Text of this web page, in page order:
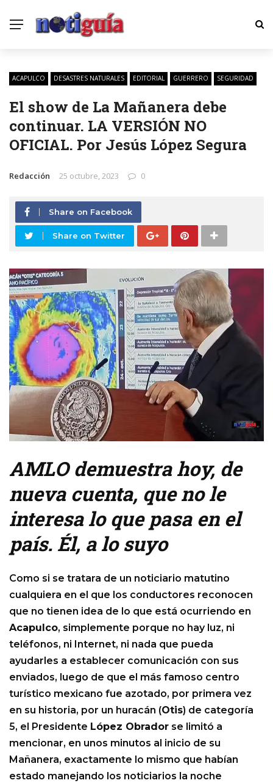
ACAPULCO DESASTRES NATURALES EDITORIAL GUERRERO SEGURIDAD
El show de La Mañanera debe
continuar. LA VERSIÓN NO
OFICIAL. Por Jesús López Segura
Redacción 25 octubre, 2023 0
Share on Facebook
Share on Twitter
AMLO demuestra hoy, de
nueva cuenta, que no le
interesa lo que pasa en el
país. Él, a lo suyo
Como si se tratara de un noticiario matutino
cualquiera en el que los conductores reconocen
que no tienen idea de lo que está ocurriendo en
Acapulco, simplemente porque no hay luz, ni
teléfonos, ni Internet, ni nada que pueda
ayudarles a establecer comunicación con sus
enviados, luego de que el más famoso centro
turístico mexicano fue azotado, por primera vez
en su historia, por un huracán (Otis) de categoría
5, el Presidente López Obrador se limitó a
mencionar, en unos minutos al inicio de su
Mañanera, exactamente lo mismo que habían
estado manejando los noticiarios la noche